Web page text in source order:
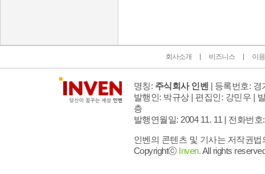
회사소개 비즈니스 이
명칭: 주식회사 인벤 | 등록번호: 경
발행인: 박규상 | 편집인: 강민우 |
층
발행연월일: 2004 11. 11 | 전화번호
인벤의 콘텐츠 및 기사는 저작권
Copyrightⓒ Inven.All rights